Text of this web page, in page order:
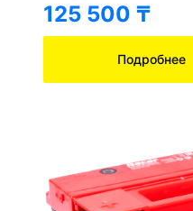
125 500 ₸
Подробнее